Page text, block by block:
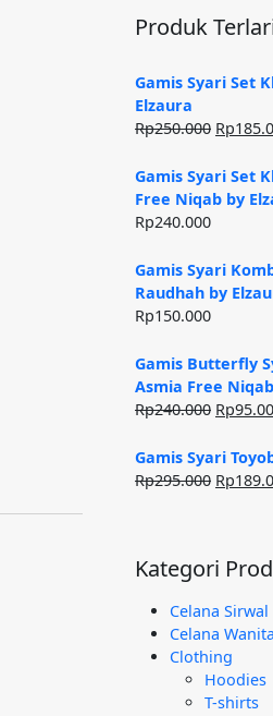
Produk
Gamis Syari Set
Elzaura
Rp250.000 Rp
Gamis Syari Set
Free Niqab by
Rp240.000
Gamis Syari
Raudhah by
Rp150.000
Gamis Butterfly
Asmia Free
Rp240.000 Rp
Gamis Syari
Rp295.000 Rp
Kategori
Celana Sirwal
Celana Wanita
Clothing
Hoodies
T-shirts